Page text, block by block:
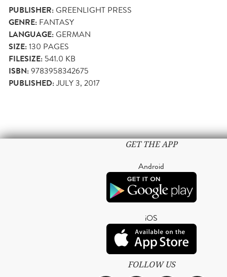
PUBLISHER:GREENLIGHT PRESS
GENRE: FANTASY
LANGUAGE:GERMAN
SIZE:130 PAGES
FILESIZE: 541.0 KB
ISBN:9783958342675
PUBLISHED:JULY 3, 2017
GET THE APP
Android
iOS
FOLLOW US